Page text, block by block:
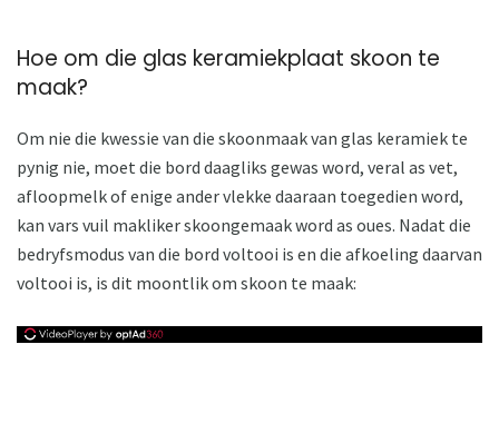
Hoe om die glas keramiekplaat skoon te
maak?
Om nie die kwessie van die skoonmaak van glas keramiek te
pynig nie, moet die bord daagliks gewas word, veral as vet,
afloopmelk of enige ander vlekke daaraan toegedien word,
kan vars vuil makliker skoongemaak word as oues. Nadat die
bedryfsmodus van die bord voltooi is en die afkoeling daarvan
voltooi is, is dit moontlik om skoon te maak: